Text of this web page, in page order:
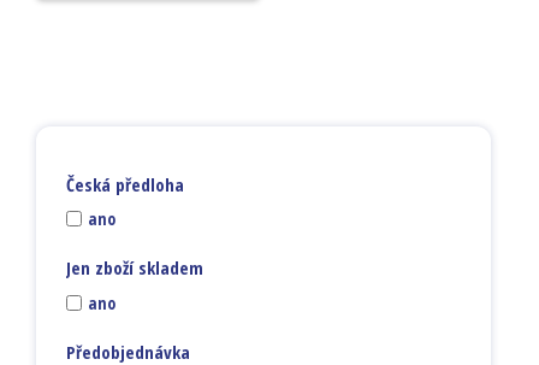
Česká předloha
ano
Jen zboží skladem
ano
Předobjednávka